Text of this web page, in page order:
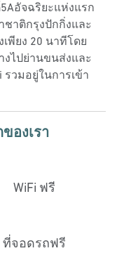
อัจฉริยะแห่งแรก
ชาติกรุงปักกิ่งและ
พียง 20 นาทีโดย
งไปย่านขนส่งและ
รวมอยู่ในการเข้า
องเรา
WiFi ฟรี
ที่จอดรถฟรี